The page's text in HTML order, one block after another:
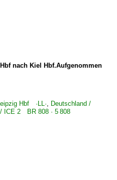
nach Kiel Hbf.Aufgenommen
Hbf ·LL·, Deutschland /
/ ICE 2 BR 808 · 5 808